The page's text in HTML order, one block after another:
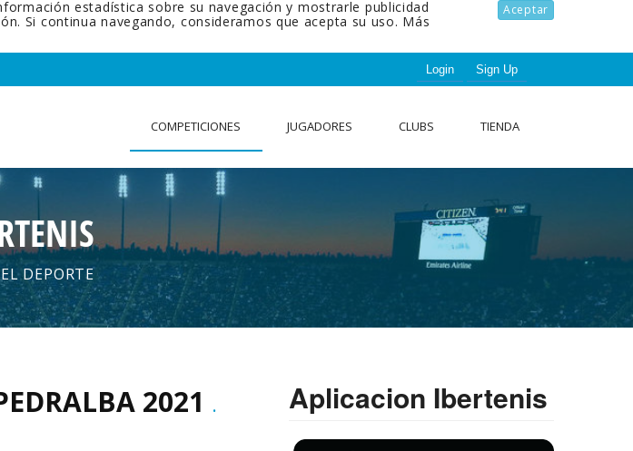
Aceptar
estadística sobre su navegación y mostrarle publicidad
Si continua navegando, consideramos que acepta su uso. Más
Login Sign Up
COMPETICIONES JUGADORES CLUBS TIENDA
DEPORTE
2021 . Aplicacion Ibertenis